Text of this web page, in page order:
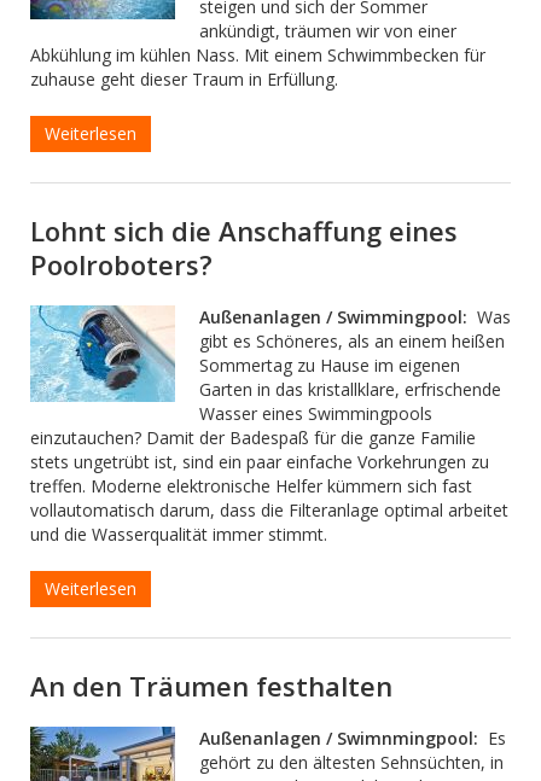
steigen und sich der Sommer
ankündigt, träumen wir von einer
Abkühlung im kühlen Nass. Mit einem Schwimmbecken für
zuhause geht dieser Traum in Erfüllung.
Weiterlesen
Lohnt sich die Anschaffung eines
Poolroboters?
Außenanlagen / Swimmingpool: Was
gibt es Schöneres, als an einem heißen
Sommertag zu Hause im eigenen
Garten in das kristallklare, erfrischende
Wasser eines Swimmingpools
einzutauchen? Damit der Badespaß für die ganze Familie
stets ungetrübt ist, sind ein paar einfache Vorkehrungen zu
treffen. Moderne elektronische Helfer kümmern sich fast
vollautomatisch darum, dass die Filteranlage optimal arbeitet
und die Wasserqualität immer stimmt.
Weiterlesen
An den Träumen festhalten
Außenanlagen / Swimnmingpool: Es
gehört zu den ältesten Sehnsüchten, in